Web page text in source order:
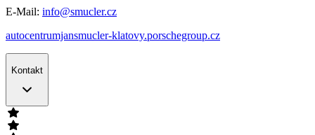
E-Mail: info@smucler.cz
autocentrumjansmucler-klatovy.porschegroup.cz
Kontakt